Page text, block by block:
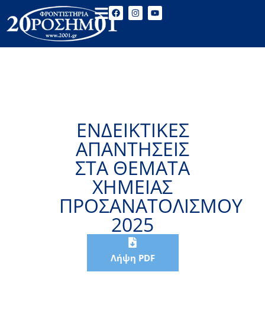
ΕΝΔΕΙΚΤΙΚΕΣ
ΑΠΑΝΤΗΣΕΙΣ
ΣΤΑ ΘΕΜΑΤΑ
ΧΗΜΕΙΑΣ
ΠΡΟΣΑΝΑΤΟΛΙΣΜΟΥ
2025
Λήψη PDF